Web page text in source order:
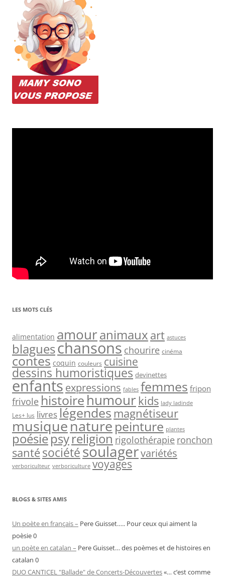
LES MOTS CLÉS
alimentation amouranimaux art astuces
blagueschansons chourire cinéma
contes coquin couleurs cuisine
dessins humoristiques devinettes
enfantsexpressions fables femmes fripon
frivole histoire humour kids lady ladinde
Les+ lus livreslégendes magnétiseur
musiquenature peinture plantes
poésiepsyreligion rigolothérapie ronchon
santésociétésoulagervariétés
verboriculteur verboriculture voyages
BLOGS & SITES AMIS
Un poète en français – Pere Guisset….. Pour ceux qui aiment la
poèsie 0
un poète en catalan – Pere Guisset… des poèmes et de histoires en
catalan 0
DUO CANTICEL "Ballade" de Concerts-Découvertes«… c’est comme